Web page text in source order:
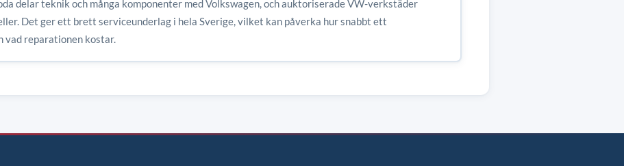
delar teknik och många komponenter med Volkswagen, och auktoriserade VW-verkstäder
Det ger ett brett serviceunderlag i hela Sverige, vilket kan påverka hur snabbt ett
vad reparationen kostar.